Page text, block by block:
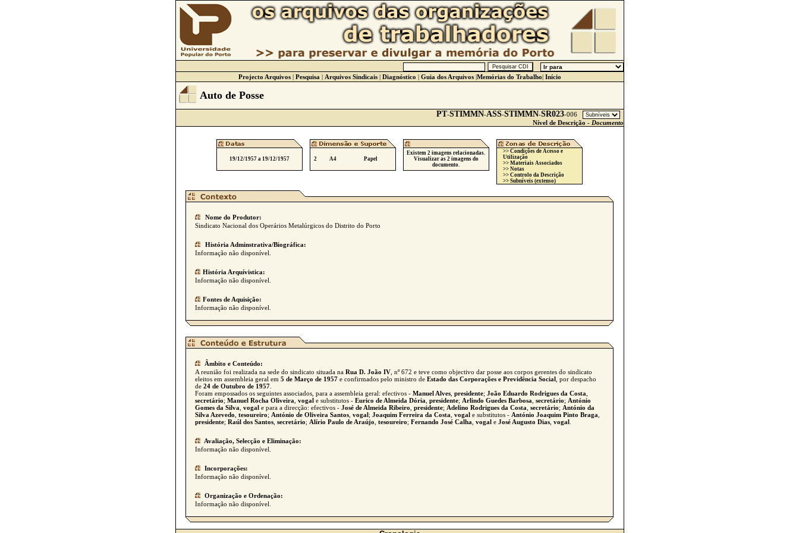
Projecto Arquivos| Pesquisa | Arquivos Sindicais| Diagnóstico | Guia dos Arquivos|Memórias do Trabalho| Início
Auto de Posse
PT-STIMMN-ASS-STIMMN-SR023-006
Nível de Descrição - Documento
19/12/1957 a 19/12/1957 2 A4 Papel
Existem 2 imagens relacionadas.
Visualizar as 2 imagens do
documento.
>> Condições de Acesso e
Utilização
>> Materiais Associados
>> Notas
>> Controlo da Descrição
>> Subníveis (extenso)
Nome do Produtor:
Sindicato Nacional dos Operários Metalúrgicos do Distrito do Porto
História Adminstrativa/Biográfica:
Informação não disponível.
História Arquívistica:
Informação não disponível.
Fontes de Aquisição:
Informação não disponível.
Âmbito e Conteúdo:
A reunião foi realizada na sede do sindicato situada na Rua D. João IV , nº 672 e teve como objectivo dar posse aos corpos gerentes do sindicato
eleitos em assembleia geral em 5 de Março de 1957 e confirmados pelo ministro de Estado das Corporações e Previdência Social , por despacho
de 24 de Outubro de 1957
Foram empossados os seguintes associados, para a assembleia geral: efectivos - Manuel Alves presidente; João Eduardo Rodrigues da Costa
secretário; Manuel Rocha Oliveira vogal e substitutos - Eurico de Almeida Dória presidente; Arlindo Guedes Barbosa secretário; António
Gomes da Silva vogal e para a direcção: efectivos - José de Almeida Ribeiro presidente; Adelino Rodrigues da Costa secretário; António da
Silva Azevedo tesoureiro; António de Oliveira Santos vogal; Joaquim Ferreira da Costa vogal e substitutos - António Joaquim Pinto Braga
presidente; Raúl dos Santos secretário; Alírio Paulo de Araújo tesoureiro; Fernando José Calha vogal e José Augusto Dias vogal
Avaliação, Selecção e Eliminação:
Informação não disponível.
Incorporações:
Informação não disponível.
Organização e Ordenação:
Informação não disponível.